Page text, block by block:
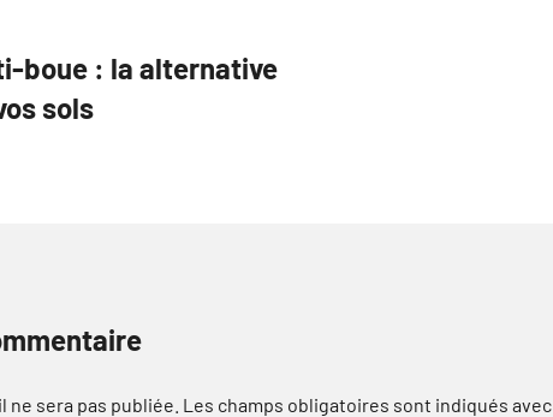
boue : la alternative
sols
ne sera pas publiée. Les champs obligatoires sont indiqués avec